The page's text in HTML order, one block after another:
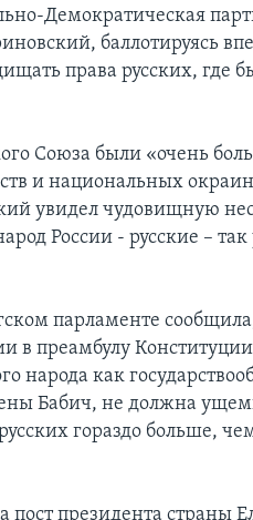
Демократическая
баллотируясь
права русских, где
Союза были «очень
и национальных
увидел чудовищную
России - русские –
парламенте
в преамбулу
народа как
Бабич, не должна
гораздо больше,
президента страны